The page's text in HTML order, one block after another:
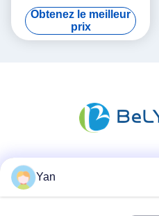
cellules 3,5V tension
d'équilibrage
Obtenez le meilleur
prix
Yan